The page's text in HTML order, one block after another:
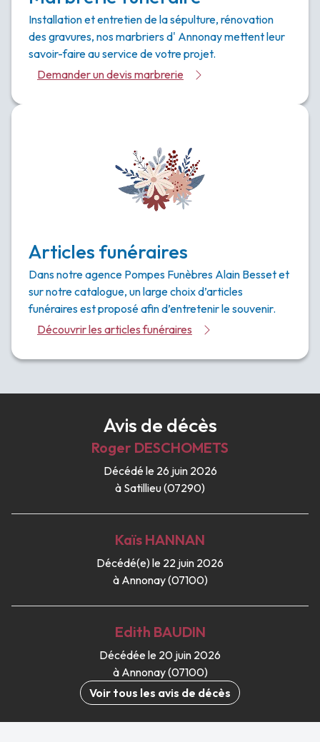
Installation et entretien de la sépulture, rénovation
des gravures, nos marbriers d' Annonay mettent leur
savoir-faire au service de votre projet.
Demander un devis marbrerie
Articles funéraires
Dans notre agence Pompes Funèbres Alain Besset et
sur notre catalogue, un large choix d’articles
funéraires est proposé afin d’entretenir le souvenir.
Découvrir les articles funéraires
Avis de décès
Roger DESCHOMETS
Décédé le 26 juin 2026
à Satillieu (07290)
Kaïs HANNAN
Décédé(e) le 22 juin 2026
à Annonay (07100)
Edith BAUDIN
Décédée le 20 juin 2026
à Annonay (07100)
Voir tous les avis de décès